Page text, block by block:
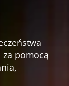
za pomocą